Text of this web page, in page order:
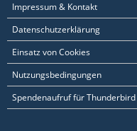
Impressum & Kontakt
Datenschutzerklärung
Einsatz von Cookies
Nutzungsbedingungen
Spendenaufruf für Thunderbird